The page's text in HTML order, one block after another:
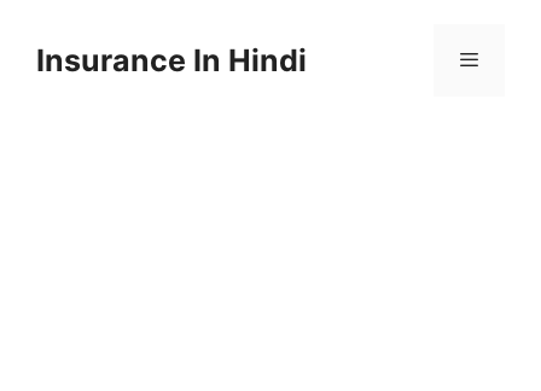
contentInsurance In Hindi